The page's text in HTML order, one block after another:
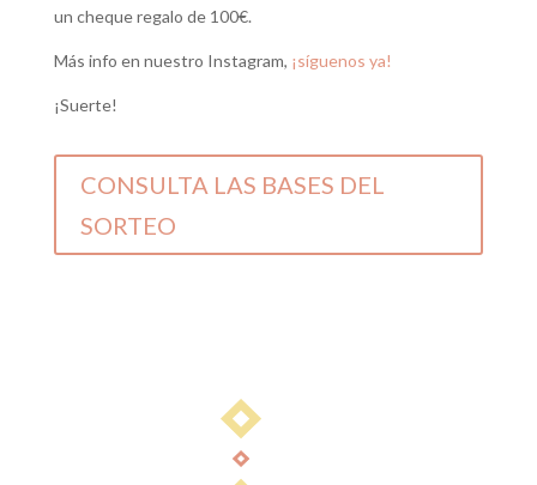
un cheque regalo de 100€.
Más info en nuestro Instagram, ¡síguenos ya!
¡Suerte!
CONSULTA LAS BASES DEL
SORTEO